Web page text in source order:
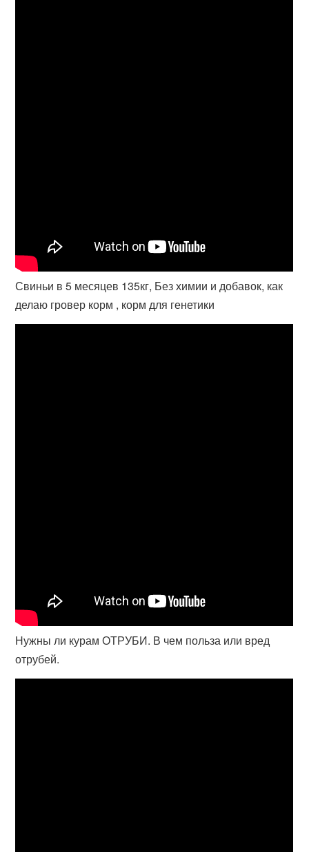
Свиньи в 5 месяцев 135кг, Без химии и добавок, как
делаю гровер корм , корм для генетики
Нужны ли курам ОТРУБИ. В чем польза или вред
отрубей.